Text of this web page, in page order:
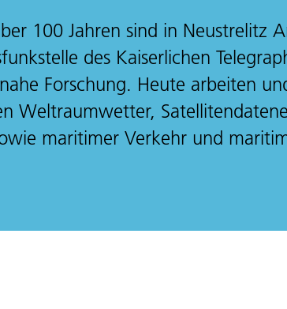
100 Jahren sind in
des Kaiserlichen
Forschung. Heute arbeiten
Weltraumwetter,
maritimer Verkehr und